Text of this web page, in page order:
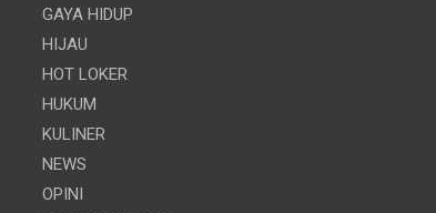
GAYA HIDUP
HIJAU
HOT LOKER
HUKUM
KULINER
NEWS
OPINI